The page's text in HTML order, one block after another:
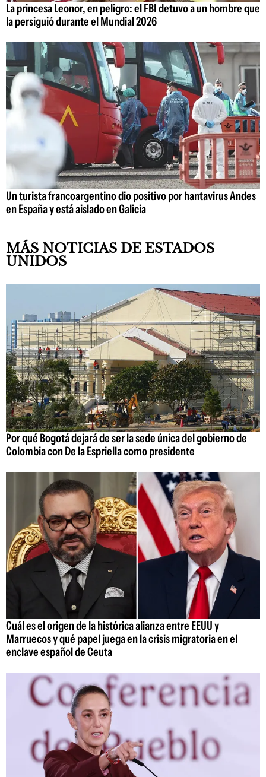
La princesa Leonor, en peligro: el FBI detuvo a un hombre que
la persiguió durante el Mundial 2026
Un turista francoargentino dio positivo por hantavirus Andes
en España y está aislado en Galicia
MÁS NOTICIAS DE ESTADOS
UNIDOS
Por qué Bogotá dejará de ser la sede única del gobierno de
Colombia con De la Espriella como presidente
Cuál es el origen de la histórica alianza entre EEUU y
Marruecos y qué papel juega en la crisis migratoria en el
enclave español de Ceuta